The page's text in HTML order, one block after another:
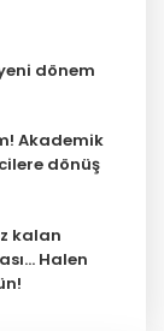
dönem
Akademik
dönüş
kalan
Halen